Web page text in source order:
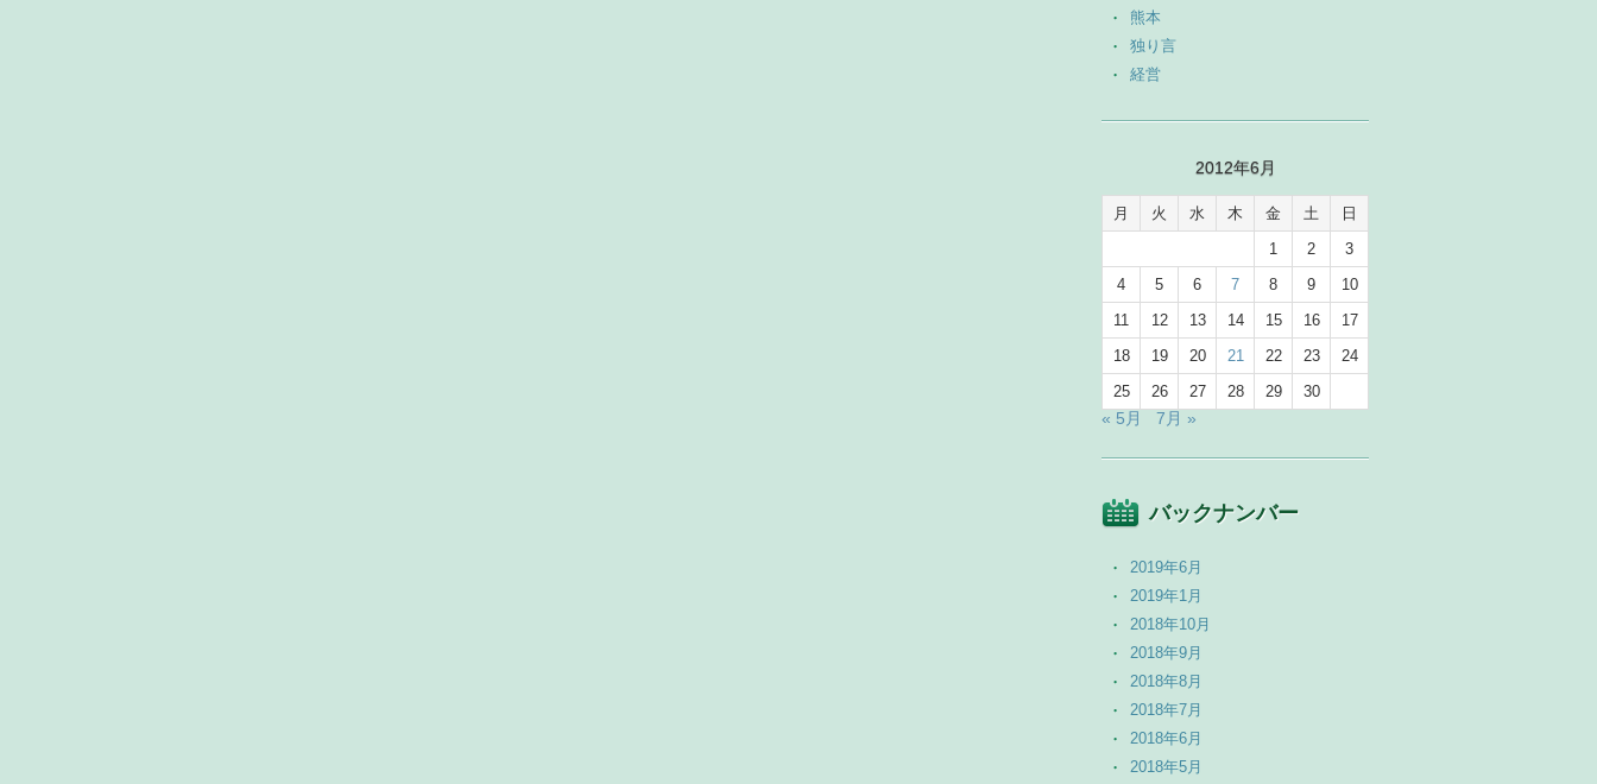
熊本
独り言
経営
2012年6月
月 火 水 木 金 土
日
1
2
3
4
5 6 7 8 9
10
11
12 13 14 15 16
17
18
19 20 21 22 23
24
25
26 27 28 29 30
« 5月 7月 »
バックナンバー
2019年6月
2019年1月
2018年10月
2018年9月
2018年8月
2018年7月
2018年6月
2018年5月